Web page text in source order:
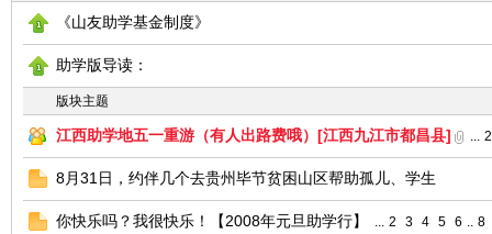
《山友助学基金制度》
助学版导读：
版块主题
江西助学地五一重游（有人出路费哦）[江西九江市都昌县] ... 2
8月31日，约伴几个去贵州毕节贫困山区帮助孤儿、学生
你快乐吗？我很快乐！【2008年元旦助学行】 ... 2 3 4 5 6 .. 8